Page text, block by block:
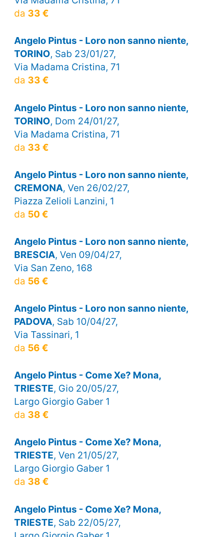
da 33 €
Angelo Pintus - Loro non sanno niente,
TORINO, Sab 23/01/27,
Via Madama Cristina, 71
da 33 €
Angelo Pintus - Loro non sanno niente,
TORINO, Dom 24/01/27,
Via Madama Cristina, 71
da 33 €
Angelo Pintus - Loro non sanno niente,
CREMONA, Ven 26/02/27,
Piazza Zelioli Lanzini, 1
da 50 €
Angelo Pintus - Loro non sanno niente,
BRESCIA, Ven 09/04/27,
Via San Zeno, 168
da 56 €
Angelo Pintus - Loro non sanno niente,
PADOVA, Sab 10/04/27,
Via Tassinari, 1
da 56 €
Angelo Pintus - Come Xe? Mona,
TRIESTE, Gio 20/05/27,
Largo Giorgio Gaber 1
da 38 €
Angelo Pintus - Come Xe? Mona,
TRIESTE, Ven 21/05/27,
Largo Giorgio Gaber 1
da 38 €
Angelo Pintus - Come Xe? Mona,
TRIESTE, Sab 22/05/27,